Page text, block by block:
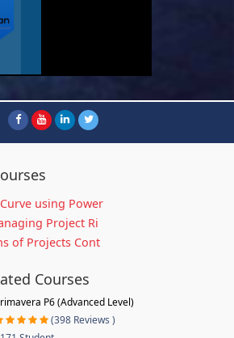
using Power
Project Ri
of Projects Cont
Courses
P6 (Advanced Level)
(398 Reviews )